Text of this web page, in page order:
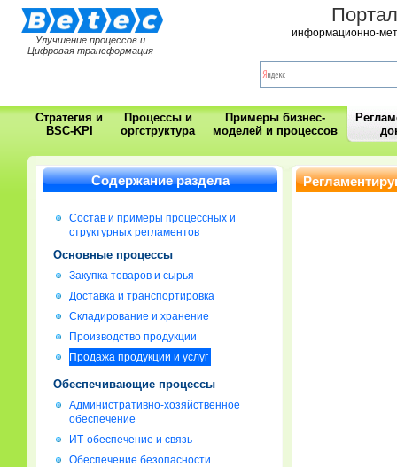
Улучшение процессов и
Цифровая трансформация
информационно-
Стратегия и
BSC-KPI
Процессы и
оргструктура
Примеры бизнес-
моделей и процессов
Содержание раздела
Состав и примеры процессных и
структурных регламентов
Основные процессы
Закупка товаров и сырья
Доставка и транспортировка
Складирование и хранение
Производство продукции
Продажа продукции и услуг
Обеспечивающие процессы
Административно-хозяйственное
обеспечение
ИТ-обеспечение и связь
Обеспечение безопасности